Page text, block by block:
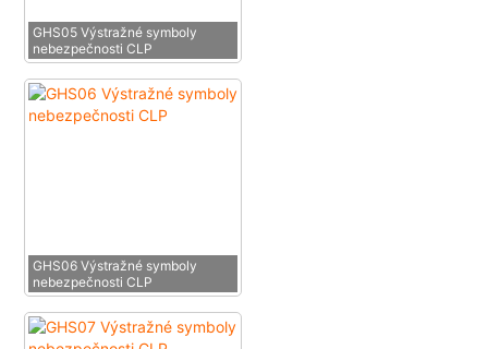
GHS05 Výstražné symboly
nebezpečnosti CLP
GHS06 Výstražné symboly
nebezpečnosti CLP